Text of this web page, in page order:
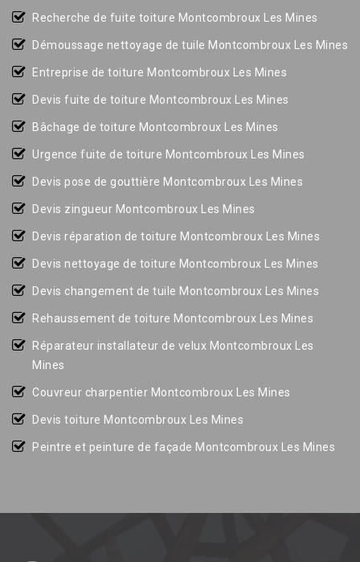
Recherche de fuite toiture Montcombroux Les Mines
Démoussage nettoyage de tuile Montcombroux Les Mines
Entreprise de toiture Montcombroux Les Mines
Devis fuite de toiture Montcombroux Les Mines
Bâchage de toiture Montcombroux Les Mines
Urgence fuite de toiture Montcombroux Les Mines
Devis pose de gouttière Montcombroux Les Mines
Devis zingueur Montcombroux Les Mines
Devis réparation de toiture Montcombroux Les Mines
Devis nettoyage de toiture Montcombroux Les Mines
Devis changement de tuile Montcombroux Les Mines
Rehaussement de toiture Montcombroux Les Mines
Réparateur installateur de velux Montcombroux Les
Mines
Couvreur charpentier Montcombroux Les Mines
Devis toiture Montcombroux Les Mines
Peintre et peinture de façade Montcombroux Les Mines